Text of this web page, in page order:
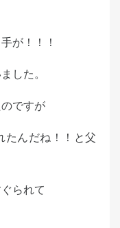
が！！！
した。
ですが
たんだね！！と父
られて